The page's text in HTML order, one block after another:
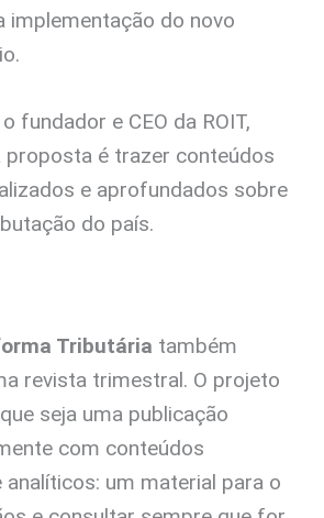
implementação do novo
fundador e CEO da ROIT,
proposta é trazer conteúdos
e aprofundados sobre
do país.
Tributária também
revista trimestral. O projeto
seja uma publicação
com conteúdos
um material para o